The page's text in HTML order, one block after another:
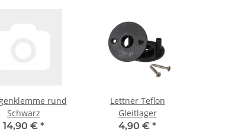
rund
Schwarz
14,90 € *
Lettner Teflon
Gleitlager
4,90 € *